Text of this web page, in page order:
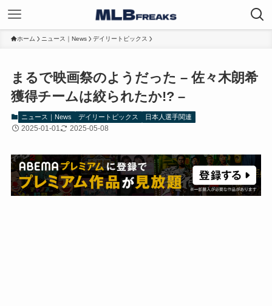
ホーム ニュース｜News デイリートピックス
まるで映画祭のようだった – 佐々木朗希
獲得チームは絞られたか!? –
ニュース｜News デイリートピックス 日本人選手関連
2025-01-01 2025-05-08